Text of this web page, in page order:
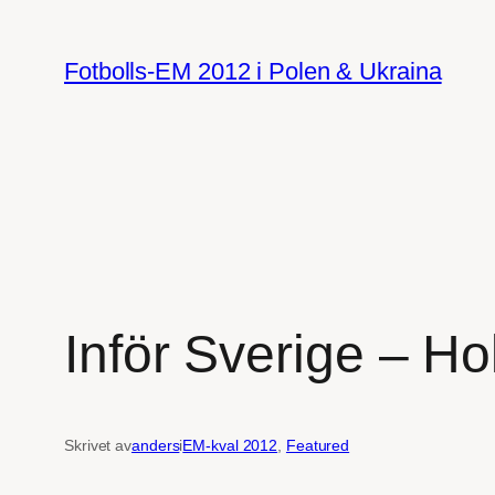
innehåll
Fotbolls-EM 2012 i Polen & Ukraina
Inför Sverige –
Skrivet avandersiEM-kval 2012, Featured